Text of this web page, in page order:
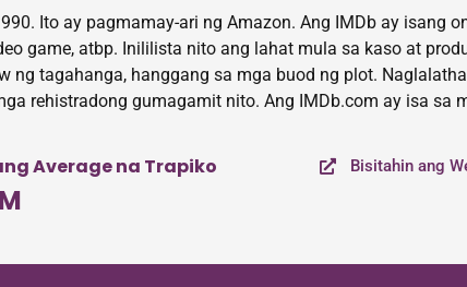
Ito ay pagmamay-ari ng Amazon. Ang IMDb ay isang
game, atbp. Inililista nito ang lahat mula sa kaso at
ng tagahanga, hanggang sa mga buod ng plot.
rehistradong gumagamit nito. Ang IMDb.com ay isa sa
Average na Trapiko Bisitahin ang